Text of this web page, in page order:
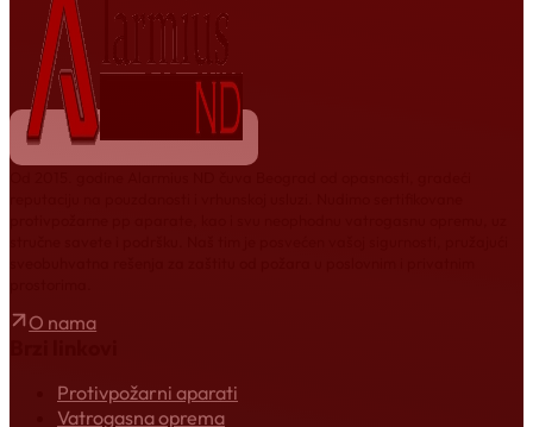
O nama
Protivpožarni aparati
Vatrogasna oprema